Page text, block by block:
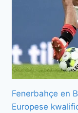
Fenerbahçe en
Europese